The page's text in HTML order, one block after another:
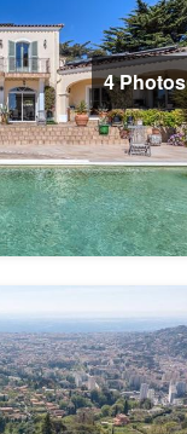
4 Photos